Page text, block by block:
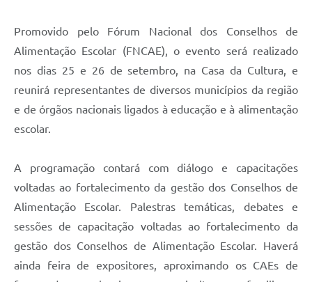
Promovido pelo Fórum Nacional dos Conselhos de
Alimentação Escolar (FNCAE), o evento será realizado
nos dias 25 e 26 de setembro, na Casa da Cultura, e
reunirá representantes de diversos municípios da região
e de órgãos nacionais ligados à educação e à alimentação
escolar.
A programação contará com diálogo e capacitações
voltadas ao fortalecimento da gestão dos Conselhos de
Alimentação Escolar. Palestras temáticas, debates e
sessões de capacitação voltadas ao fortalecimento da
gestão dos Conselhos de Alimentação Escolar. Haverá
ainda feira de expositores, aproximando os CAEs de